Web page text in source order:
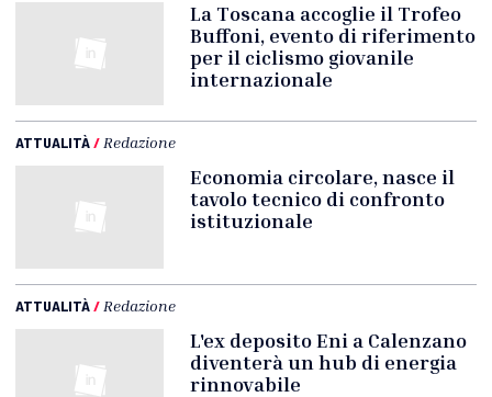
La Toscana accoglie il Trofeo
Buffoni, evento di riferimento
per il ciclismo giovanile
internazionale
ATTUALITÀ/ Redazione
Economia circolare, nasce il
tavolo tecnico di confronto
istituzionale
ATTUALITÀ/ Redazione
L'ex deposito Eni a Calenzano
diventerà un hub di energia
rinnovabile